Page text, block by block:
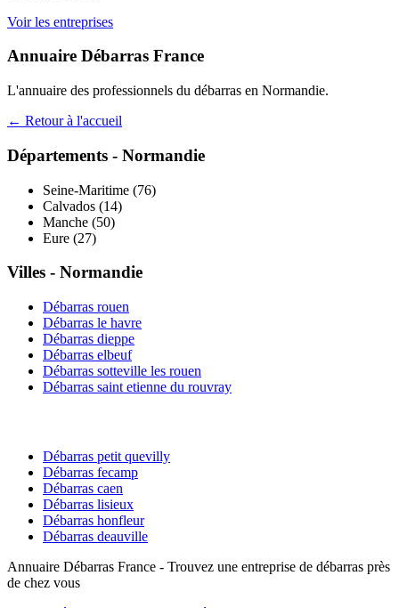
Voir les entreprises
Annuaire Débarras France
L'annuaire des professionnels du débarras en Normandie.
← Retour à l'accueil
Départements - Normandie
Seine-Maritime (76)
Calvados (14)
Manche (50)
Eure (27)
Villes - Normandie
Débarras rouen
Débarras le havre
Débarras dieppe
Débarras elbeuf
Débarras sotteville les rouen
Débarras saint etienne du rouvray
Débarras petit quevilly
Débarras fecamp
Débarras caen
Débarras lisieux
Débarras honfleur
Débarras deauville
Annuaire Débarras France - Trouvez une entreprise de débarras près
de chez vous